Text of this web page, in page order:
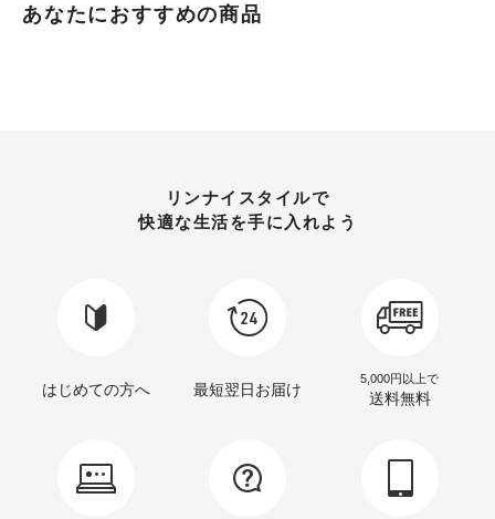
あなたにおすすめの商品
リンナイスタイルで
快適な生活を手に入れよう
はじめての方へ 最短翌日お届け
5,000円以上で
送料無料